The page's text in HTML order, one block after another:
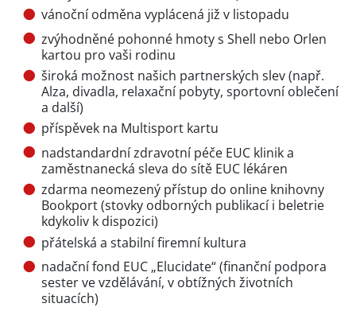
vánoční odměna vyplácená již v listopadu
zvýhodněné pohonné hmoty s Shell nebo Orlen
kartou pro vaši rodinu
široká možnost našich partnerských slev (např.
Alza, divadla, relaxační pobyty, sportovní oblečení
a další)
příspěvek na Multisport kartu
nadstandardní zdravotní péče EUC klinik a
zaměstnanecká sleva do sítě EUC lékáren
zdarma neomezený přístup do online knihovny
Bookport (stovky odborných publikací i beletrie
kdykoliv k dispozici)
přátelská a stabilní firemní kultura
nadační fond EUC „Elucidate“ (finanční podpora
sester ve vzdělávání, v obtížných životních
situacích)